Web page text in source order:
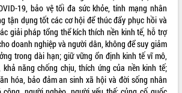
- 2025
Đề án 190
sản
Lắk
thực địa
- Buôn Ma
19, bảo vệ tối đa sức khỏe, tính mạng nhân
tận dụng tốt các cơ hội để thúc đẩy phục hồi và
giải pháp tổng thể kích thích nền kinh tế, hỗ trợ
doanh nghiệp và người dân, không để suy giảm
trong dài hạn; giữ vững ổn định kinh tế vĩ mô,
năng chống chịu, thích ứng của nền kinh tế;
hóa, bảo đảm an sinh xã hội và đời sống nhân